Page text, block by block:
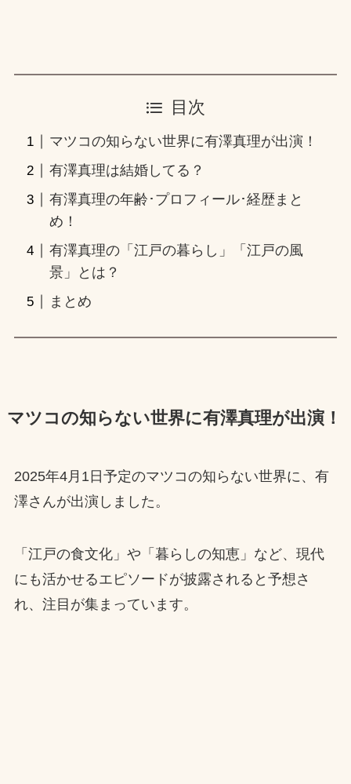
目次
マツコの知らない世界に有澤真理が出演！
有澤真理は結婚してる？
有澤真理の年齢･プロフィール･経歴まと
め！
有澤真理の「江戸の暮らし」「江戸の風
景」とは？
まとめ
マツコの知らない世界に有澤真理が出演！
2025年4月1日予定のマツコの知らない世界に、有
澤さんが出演しました。
「江戸の食文化」や「暮らしの知恵」など、現代
にも活かせるエピソードが披露されると予想さ
れ、注目が集まっています。